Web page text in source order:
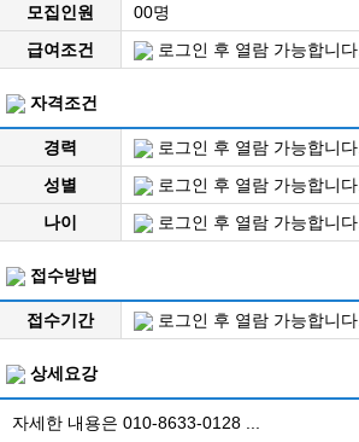
모집인원
00명
급여조건
로그인 후 열람 가능합니다.
자격조건
경력
로그인 후 열람 가능합니다.
성별
로그인 후 열람 가능합니다.
나이
로그인 후 열람 가능합니다.
접수방법
접수기간 로그인 후 열람 가능합니다.
상세요강
자세한 내용은 010-8633-0128 ...